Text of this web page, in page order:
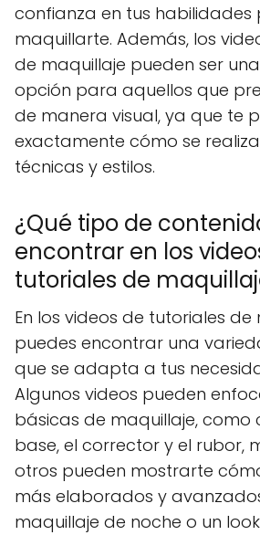
confianza en tus habilidades
maquillarte. Además, los
de maquillaje pueden ser
opción para aquellos que
de manera visual, ya que te
exactamente cómo se
técnicas y estilos.
¿Qué tipo de
encontrar en los
tutoriales de
En los videos de tutoriales de
puedes encontrar una
que se adapta a tus
Algunos videos pueden
básicas de maquillaje, como
base, el corrector y el rubor,
otros pueden mostrarte
más elaborados y
maquillaje de noche o un